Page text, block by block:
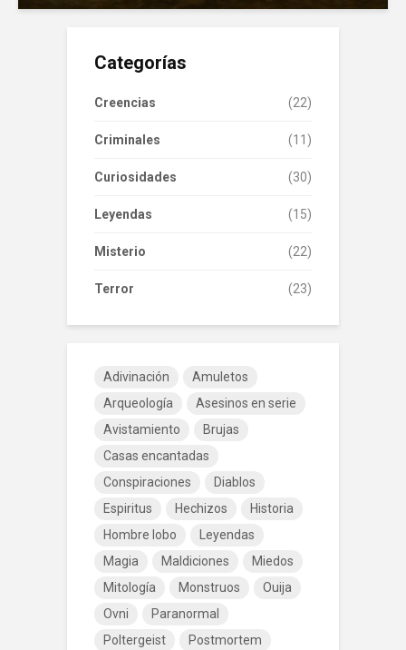
Categorías
Creencias (22)
Criminales (11)
Curiosidades (30)
Leyendas (15)
Misterio (22)
Terror (23)
Adivinación
Amuletos
Arqueología
Asesinos en serie
Avistamiento
Brujas
Casas encantadas
Conspiraciones
Diablos
Espiritus
Hechizos
Historia
Hombre lobo
Leyendas
Magia
Maldiciones
Miedos
Mitología
Monstruos
Ouija
Ovni
Paranormal
Poltergeist
Postmortem